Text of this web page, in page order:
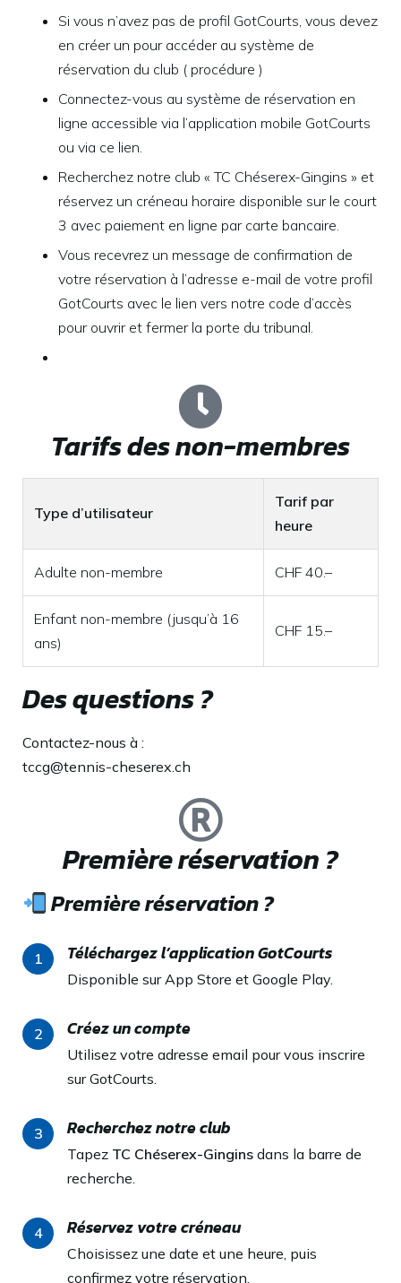
Si vous n’avez pas de profil GotCourts, vous devez
en créer un pour accéder au système de
réservation du club ( procédure )
Connectez-vous au système de réservation en
ligne accessible via l’application mobile GotCourts
ou via ce lien.
Recherchez notre club « TC Chéserex-Gingins » et
réservez un créneau horaire disponible sur le court
3 avec paiement en ligne par carte bancaire.
Vous recevrez un message de confirmation de
votre réservation à l’adresse e-mail de votre profil
GotCourts avec le lien vers notre code d’accès
pour ouvrir et fermer la porte du tribunal.
Tarifs des non-membres
Type d’utilisateur
Tarif par
heure
Adulte non-membre CHF 40.–
Enfant non-membre (jusqu’à 16
ans)
CHF 15.–
Des questions ?
Contactez-nous à :
tccg@tennis-cheserex.ch
Première réservation ?
Première réservation ?
1 Téléchargez l’application GotCourts
Disponible sur App Store et Google Play.
2 Créez un compte
Utilisez votre adresse email pour vous inscrire
sur GotCourts.
3 Recherchez notre club
Tapez TC Chéserex-Gingins dans la barre de
recherche.
4 Réservez votre créneau
Choisissez une date et une heure, puis
confirmez votre réservation.